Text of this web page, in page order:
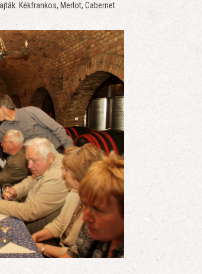
Kékfrankos, Merlot, Cabernet